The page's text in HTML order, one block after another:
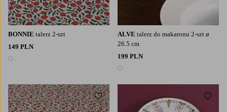
BONNIE talerz 2-szt
149 PLN
1 kolor
ALVE talerz do makaronu 2-szt ø
26.5 cm
199 PLN
1 kolor
Dodaj do ulubionych